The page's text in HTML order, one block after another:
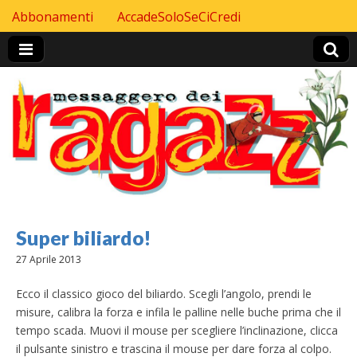
Header Top menu
Skip to content
Abbonamenti AccadeSoloSeCiCredi
Super biliardo!
27 Aprile 2013
Ecco il classico gioco del biliardo. Scegli l’angolo, prendi le
misure, calibra la forza e infila le palline nelle buche prima che il
tempo scada. Muovi il mouse per scegliere l’inclinazione, clicca
il pulsante sinistro e trascina il mouse per dare forza al colpo.